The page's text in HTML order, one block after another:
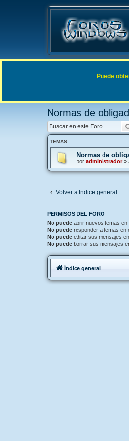
Enlaces rápidos FAQ
Normas de
TEMAS
Normas de
por administrador»
Volver a Índice general
PERMISOS DEL FORO
No puede abrir nuevos temas en
No puede responder a temas en
No puede editar sus mensajes
No puede borrar sus mensajes
Puede
Índice general